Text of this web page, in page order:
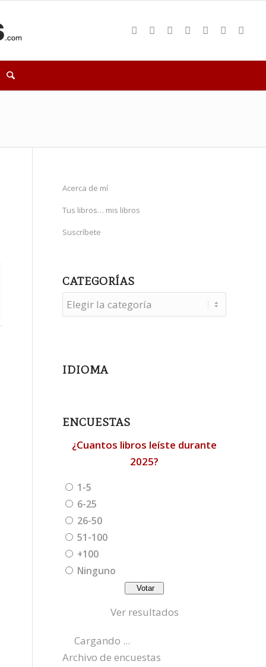
Acerca de mí
Tus libros… mis libros
Suscríbete
CATEGORÍAS
Categorías
IDIOMA
ENCUESTAS
¿Cuantos libros leíste durante
2025?
1-5
6-25
26-50
51-100
+100
Ninguno
Ver resultados
Cargando ...
Archivo de encuestas